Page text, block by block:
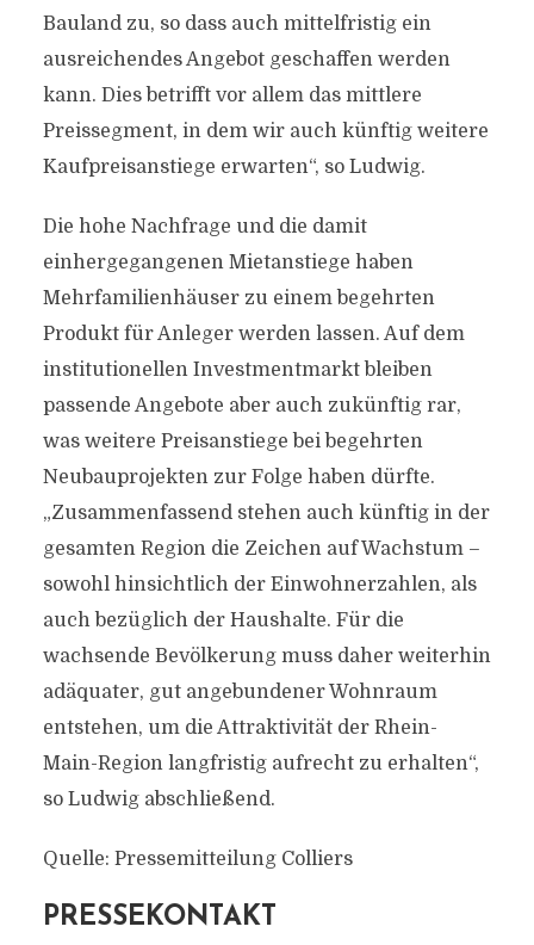
Bauland zu, so dass auch mittelfristig ein
ausreichendes Angebot geschaffen werden
kann. Dies betrifft vor allem das mittlere
Preissegment, in dem wir auch künftig weitere
Kaufpreisanstiege erwarten“, so Ludwig.
Die hohe Nachfrage und die damit
einhergegangenen Mietanstiege haben
Mehrfamilienhäuser zu einem begehrten
Produkt für Anleger werden lassen. Auf dem
institutionellen Investmentmarkt bleiben
passende Angebote aber auch zukünftig rar,
was weitere Preisanstiege bei begehrten
Neubauprojekten zur Folge haben dürfte.
„Zusammenfassend stehen auch künftig in der
gesamten Region die Zeichen auf Wachstum –
sowohl hinsichtlich der Einwohnerzahlen, als
auch bezüglich der Haushalte. Für die
wachsende Bevölkerung muss daher weiterhin
adäquater, gut angebundener Wohnraum
entstehen, um die Attraktivität der Rhein-
Main-Region langfristig aufrecht zu erhalten“,
so Ludwig abschließend.
Quelle: Pressemitteilung Colliers
PRESSEKONTAKT